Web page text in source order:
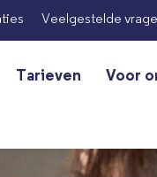
Veelgestelde
Tarieven Voor